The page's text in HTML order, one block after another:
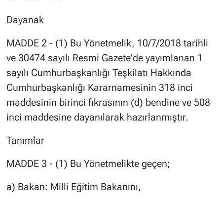
Dayanak
MADDE 2 - (1) Bu Yönetmelik, 10/7/2018 tarihli
ve 30474 sayılı Resmi Gazete'de yayımlanan 1
sayılı Cumhurbaşkanlığı Teşkilatı Hakkında
Cumhurbaşkanlığı Kararnamesinin 318 inci
maddesinin birinci fıkrasının (d) bendine ve 508
inci maddesine dayanılarak hazırlanmıştır.
Tanımlar
MADDE 3 - (1) Bu Yönetmelikte geçen;
a) Bakan: Milli Eğitim Bakanını,